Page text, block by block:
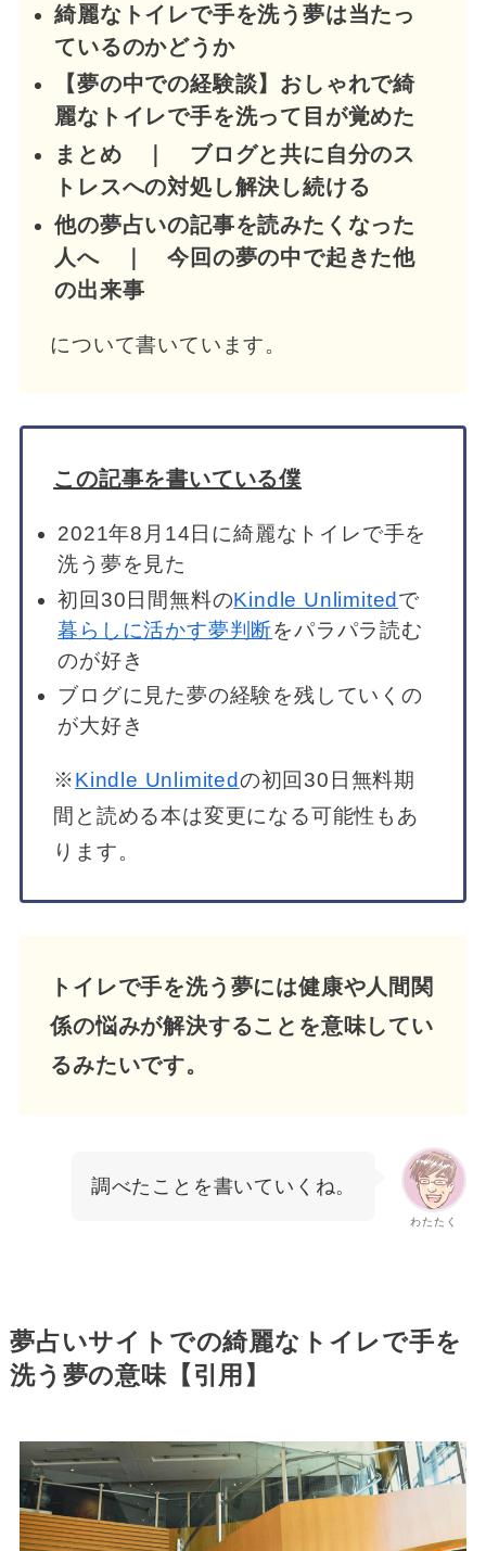
綺麗なトイレで手を洗う夢は当たっ
ているのかどうか
【夢の中での経験談】おしゃれで綺
麗なトイレで手を洗って目が覚めた
まとめ ｜ ブログと共に自分のス
トレスへの対処し解決し続ける
他の夢占いの記事を読みたくなった
人へ ｜ 今回の夢の中で起きた他
の出来事
について書いています。
この記事を書いている僕
2021年8月14日に綺麗なトイレで手を
洗う夢を見た
初回30日間無料のKindle Unlimitedで
暮らしに活かす夢判断をパラパラ読む
のが好き
ブログに見た夢の経験を残していくの
が大好き
※Kindle Unlimitedの初回30日無料期
間と読める本は変更になる可能性もあ
ります。
トイレで手を洗う夢には健康や人間関
係の悩みが解決することを意味してい
るみたいです。
わたたく
調べたことを書いていくね。
夢占いサイトでの綺麗なトイレで手を
洗う夢の意味【引用】